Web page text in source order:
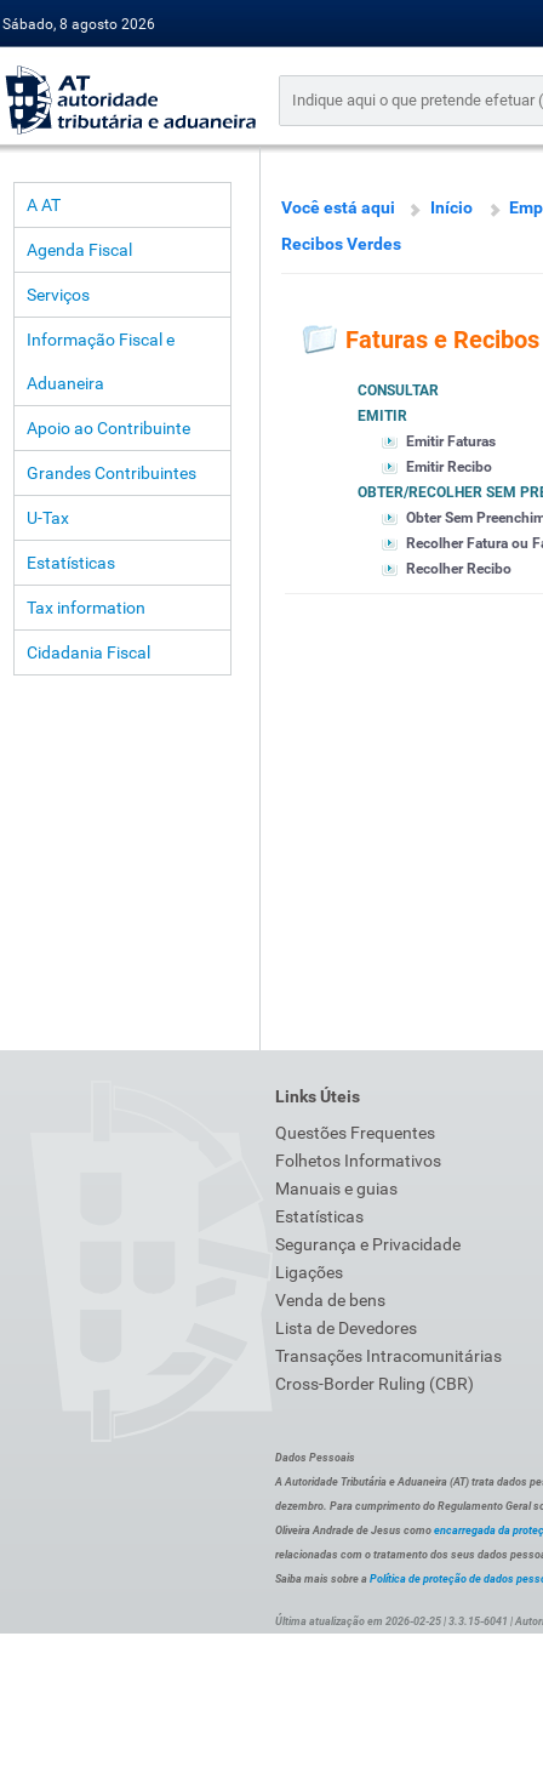
Sábado, 8 agosto 2026
A AT
Agenda Fiscal
Serviços
Informação Fiscal e
Aduaneira
Apoio ao Contribuinte
Grandes Contribuintes
U-Tax
Estatísticas
Tax information
Cidadania Fiscal
Você está aqui Início
Recibos Verdes
Faturas e
CONSULTAR
EMITIR
Emitir Faturas
Emitir Recibo
OBTER/RECOLHER SEM
Obter Sem
Recolher Fatura ou
Recolher Recibo
Links Úteis
Questões Frequentes
Folhetos Informativos
Manuais e guias
Estatísticas
Segurança e Privacidade
Ligações
Venda de bens
Lista de Devedores
Transações Intracomunitárias
Cross-Border Ruling (CBR)
Dados Pessoais
A Autoridade Tributária e Aduaneira (AT) trata dados
dezembro. Para cumprimento do Regulamento Geral
Oliveira Andrade de Jesus como encarregada da
relacionadas com o tratamento dos seus dados
Saiba mais sobre a Política de proteção de dados
Última atualização em 2026-02-25 | 3.3.15-6041 |